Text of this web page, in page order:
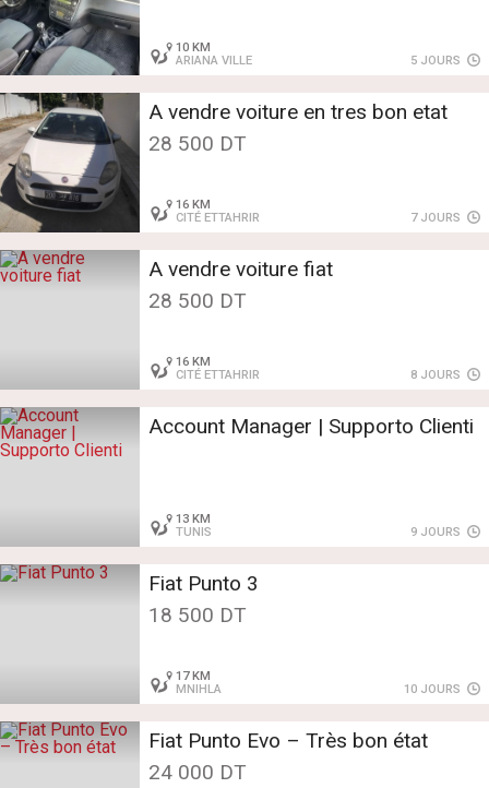
10 KM
ARIANA VILLE
5 JOURS
A vendre voiture en tres bon etat
28 500 DT
16 KM
CITÉ ETTAHRIR
7 JOURS
A vendre voiture fiat
28 500 DT
16 KM
CITÉ ETTAHRIR
8 JOURS
Account Manager | Supporto Clienti
13 KM
TUNIS
9 JOURS
Fiat Punto 3
18 500 DT
17 KM
MNIHLA
10 JOURS
Fiat Punto Evo – Très bon état
24 000 DT